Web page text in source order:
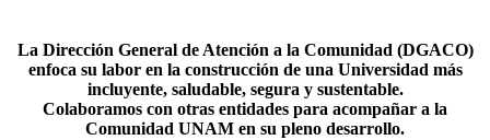
La Dirección General de Atención a la Comunidad (DGACO)
enfoca su labor en la construcción de una Universidad más
incluyente, saludable, segura y sustentable.
Colaboramos con otras entidades para acompañar a la
Comunidad UNAM en su pleno desarrollo.